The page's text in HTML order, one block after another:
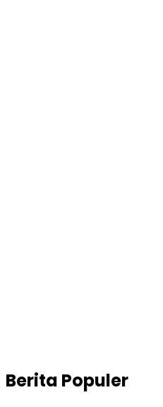
Berita Populer